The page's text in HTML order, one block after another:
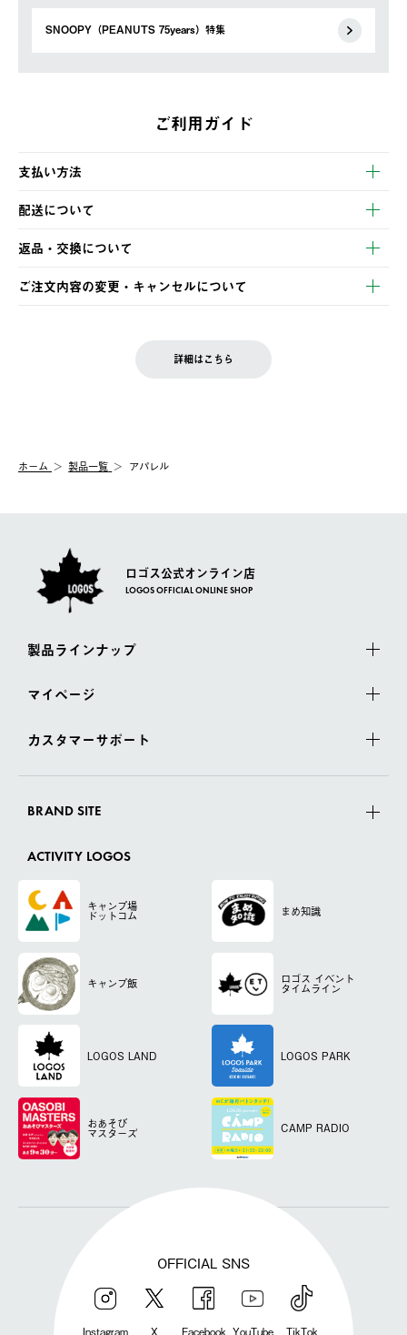
SNOOPY（PEANUTS 75years）特集
ご利用ガイド
支払い方法
以下のいずれかの方法でお支払いいただけます。
・クレジットカード決済
・コンビニ決済
・Pay-easy決済
配送について
【発送スケジュール】
ご注文・ご入金完了より2営業日以内に商品を発送いたします。
土日祝の発送はございませんので、木曜日以降のご注文は週明け
の発送となる場合がございます。
【配送業者】
佐川急便にて配送されます。
返品・交換について
※お客様都合の場合
お客様都合の返品にかかる送料は、お客様ご負担とさせていただ
む）は受け付けておりません。
一度お手元の商品を返品いただき、ご希望商品を再注文してくだ
ご注文内容の変更・キャンセルについて
LOGOS FAMILY会員の方は、会員マイページ内 購入履歴画面に
詳細はこちら
ホーム 製品一覧 アパレル
ロゴス公式オンライン店
LOGOS OFFICIAL ONLINE SHOP
製品ラインナップ
マイページ
カスタマーサポート
BRAND SITE
ACTIVITY LOGOS
キャンプ場
ドットコム まめ知識
キャンプ飯 ロゴス イベント
タイムライン
LOGOS LAND LOGOS PARK
おあそび
マスターズ CAMP RADIO
OFFICIAL SNS
Instagram X Facebook YouTube TikTok